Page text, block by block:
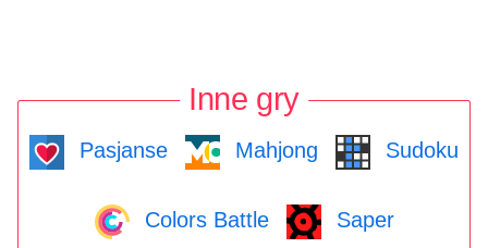
Inne gry
Pasjanse Mahjong Sudoku
Colors Battle Saper